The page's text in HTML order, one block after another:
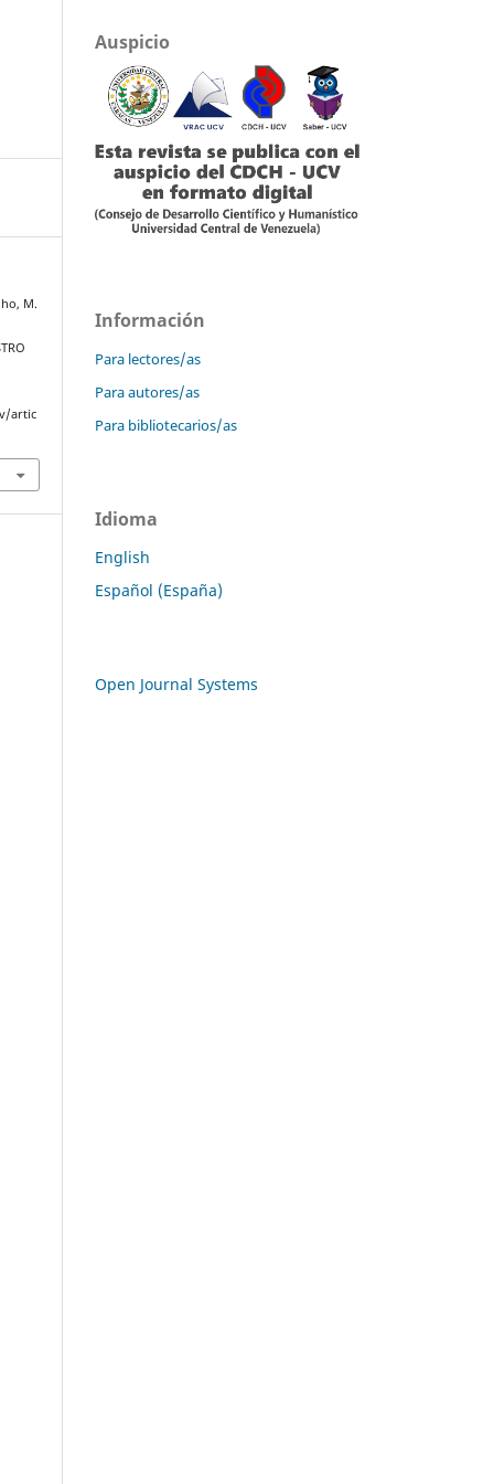
M.
artic
Auspicio
Información
Para lectores/as
Para autores/as
Para bibliotecarios/as
Idioma
English
Español (España)
Open Journal Systems